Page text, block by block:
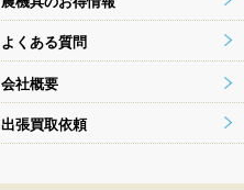
よくある質問
会社概要
出張買取依頼